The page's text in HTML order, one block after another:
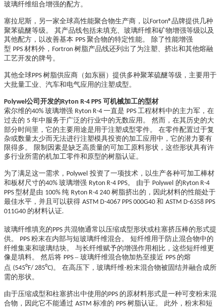
玻璃纤维组合增强的配方。
塞拉尼斯，另一家全球高性能聚合物生产商，以Forton®品牌提供几种
聚苯硫醚等级。 其产品线包括未填充、玻璃纤维和矿物增强等级以及
其他配方，以改善基本 PPS 聚合物的特定性能。 除了性能增强
型 PPS 材料外， Fortron 树脂产品线还列出了为注塑、挤出和其他熔融
工艺开发的牌号。
其他全球PPS 树脂供应商（如东丽）提供多种聚苯硫醚等级，主要用于
大批量工业、汽车和电气应用的注塑成型。
Polywel公司开发的Ryton R-4 PPS 可机械加工的型材
索尔维的40% 玻璃增强 Ryton R-4 一直是 PPS 工程材料中的主力军，在
过去的 5 年中服务于广泛的行业中的无数应用。 然而，在其历史的大
部分时间里，它的主要用途是用于注塑成型零件。 在零件配置过于复
杂或数量太少而无法进行注塑模具投资的加工应用中，它的潜力要有
限得多。 限制因素是缺乏高质量的可加工原料形状，这些形状具有许
多行业所需的机加工零件和原型的树脂认证。
为了满足这一需求， Polywel 投资了一项技术，以生产各种可加工棒材
和板材尺寸的40% 玻璃增强 Ryton R-4 PPS。 由于 Polywel 的Ryton R-4
PPS 型材是由 100% 纯 Ryton R-4 240 树脂挤出的，因此材料的性能处于
最佳水平，并且可以获得 ASTM D-4067 PPS 000G40 和 ASTM D-6358 PPS
011G40 的材料认证.
玻璃纤维填充的PPS 共混物通常以压缩成型形状或柱塞挤压棒的形式提
供。 PPS 粉末在内部与短玻璃纤维混合。 短纤维用于防止混合物中的
纤维集束和玻璃结块。 与长纤维赋予的增强作用相比，这些短纤维更
像是填料。 然后将 PPS – 玻璃纤维混合物加热至接近 PPS 的熔
点 (545⁰F/ 285⁰C)。 在高压下，玻璃纤维-粉末混合物被固结并融合成所
需的形状。
由于压缩成型和柱塞挤出中使用的PPS 的原材料形式是一种可变粉末混
合物，因此它不能通过 ASTM 标准的 PPS 树脂认证。 此外，粉末和短